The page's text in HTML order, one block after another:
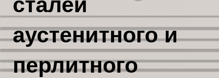
аустенитного и
перлитного